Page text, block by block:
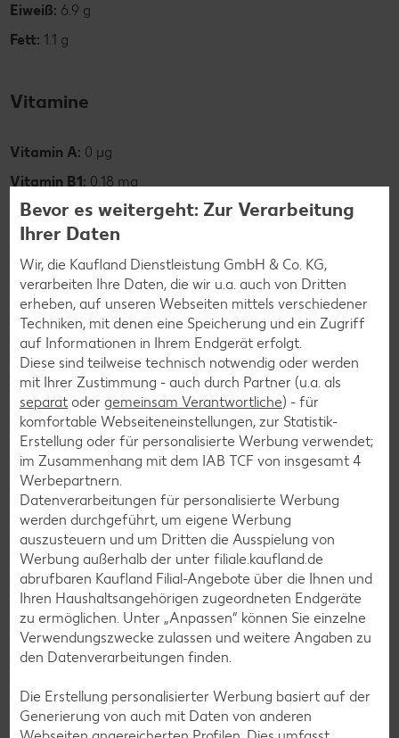
Eiweiß: 6.9 g
Fett: 1.1 g
Vitamine
Vitamin A: 0 µg
Vitamin B1: 0.18 mg
Vitamin B2:0.08 mg
Vitamin B6:0.12 mg
Vitamin C:0 mg
Vitamin E:0.7 mg
Mineralstoffe
Calcium:47 mg
Eisen:1.3 mg
Kalium:185 mg
Magnesium:30 mg
Natrium:537 mg
Das kannst du mit Roggenmischbrot
zubereiten
Bevor es weitergeht: Zur Verarbeitung
Ihrer Daten
Wir, die Kaufland Dienstleistung GmbH & Co. KG,
verarbeiten Ihre Daten, die wir u.a. auch von Dritten
erheben, auf unseren Webseiten mittels verschiedener
Techniken, mit denen eine Speicherung und ein Zugriff
auf Informationen in Ihrem Endgerät erfolgt.
Diese sind teilweise technisch notwendig oder werden
mit Ihrer Zustimmung - auch durch Partner (u.a. als
separat oder gemeinsam Verantwortliche) - für
komfortable Webseiteneinstellungen, zur Statistik-
Erstellung oder für personalisierte Werbung verwendet;
im Zusammenhang mit dem IAB TCF von insgesamt 4
Werbepartnern.
Datenverarbeitungen für personalisierte Werbung
werden durchgeführt, um eigene Werbung
auszusteuern und um Dritten die Ausspielung von
Werbung außerhalb der unter filiale.kaufland.de
abrufbaren Kaufland Filial-Angebote über die Ihnen und
Ihren Haushaltsangehörigen zugeordneten Endgeräte
zu ermöglichen. Unter „Anpassen“ können Sie einzelne
Verwendungszwecke zulassen und weitere Angaben zu
den Datenverarbeitungen finden.
Die Erstellung personalisierter Werbung basiert auf der
Generierung von auch mit Daten von anderen